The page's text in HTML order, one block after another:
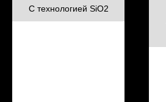
С технологией SiO2